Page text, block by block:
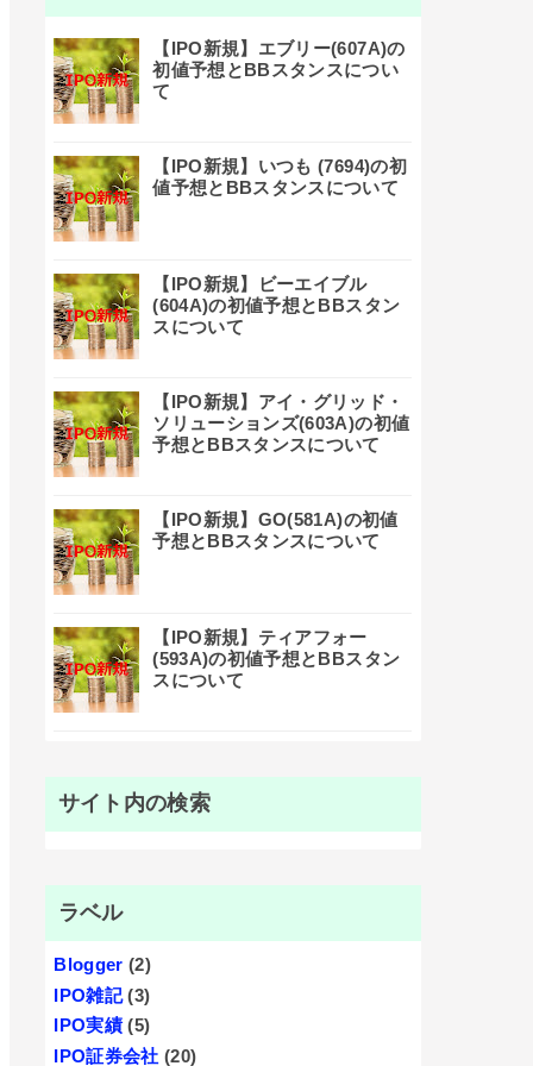
【IPO新規】エブリー(607A)の
初値予想とBBスタンスについ
て
【IPO新規】いつも (7694)の初
値予想とBBスタンスについて
【IPO新規】ビーエイブル
(604A)の初値予想とBBスタン
スについて
【IPO新規】アイ・グリッド・
ソリューションズ(603A)の初値
予想とBBスタンスについて
【IPO新規】GO(581A)の初値
予想とBBスタンスについて
【IPO新規】ティアフォー
(593A)の初値予想とBBスタン
スについて
サイト内の検索
ラベル
Blogger (2)
IPO雑記 (3)
IPO実績 (5)
IPO証券会社 (20)